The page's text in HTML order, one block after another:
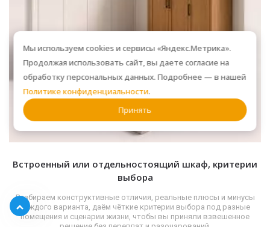
Встроенный или отдельностоящий шкаф, критерии
выбора
Разбираем конструктивные отличия, реальные плюсы и минусы
каждого варианта, даём чёткие критерии выбора под разные
помещения и сценарии жизни, чтобы вы приняли взвешенное
Мы используем cookies и сервисы «Яндекс.Метрика».
Продолжая использовать сайт, вы даете согласие на
обработку персональных данных. Подробнее — в нашей
Политике конфиденциальности.
Принять